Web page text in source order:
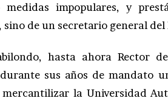
medidas impopulares, y
sino de un secretario general del
hasta ahora Rector
sus años de mandato
la Universidad